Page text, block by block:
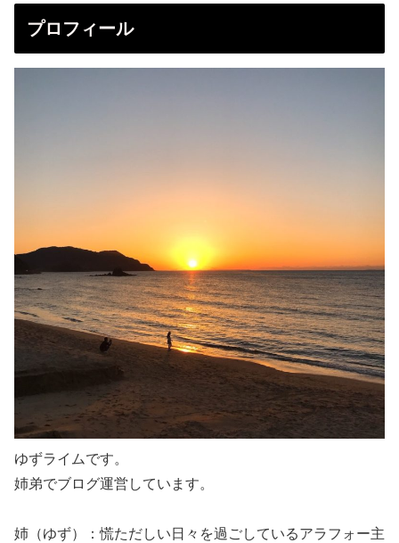
プロフィール
ゆずライムです。
姉弟でブログ運営しています。
姉（ゆず）：慌ただしい日々を過ごしているアラフォー主